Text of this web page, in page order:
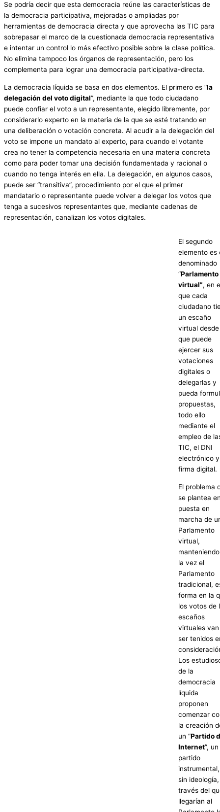
Se podría decir que esta democracia reúne las características de
la democracia participativa, mejoradas o ampliadas por
herramientas de democracia directa y que aprovecha las TIC para
sobrepasar el marco de la cuestionada democracia representativa
e intentar un control lo más efectivo posible sobre la clase política.
No elimina tampoco los órganos de representación, pero los
complementa para lograr una democracia participativa-directa.
La democracia líquida se basa en dos elementos. El primero es “la
delegación del voto digital”, mediante la que todo ciudadano
puede confiar el voto a un representante, elegido libremente, por
considerarlo experto en la materia de la que se esté tratando en
una deliberación o votación concreta. Al acudir a la delegación del
voto se impone un mandato al experto, para cuando el votante
crea no tener la competencia necesaria en una materia concreta
como para poder tomar una decisión fundamentada y racional o
cuando no tenga interés en ella. La delegación, en algunos casos,
puede ser “transitiva”, procedimiento por el que el primer
mandatario o representante puede volver a delegar los votos que
tenga a sucesivos representantes que, mediante cadenas de
representación, canalizan los votos digitales.
El segundo
elemento es
denominado
“Parlamento
virtual”, en
que cada
ciudadano
un escaño
virtual
que puede
ejercer sus
votaciones
digitales o
delegarlas y
pueda
propuestas,
todo ello
mediante el
empleo de
TIC, el DNI
electrónico
firma digital.
El problema
se plantea
puesta en
marcha de
Parlamento
virtual,
la vez el
Parlamento
tradicional,
forma en la
los votos de
escaños
virtuales
ser tenidos
Los
de la
democracia
líquida
proponen
comenzar
la creación
un “Partido
Internet”, un
partido
instrumental,
sin
través del
llegarían al